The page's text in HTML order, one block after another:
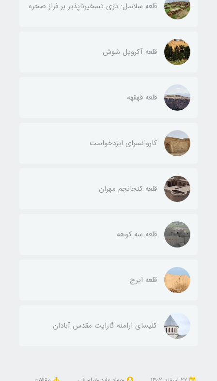
قلعه سلاسل: دژی تسخیرناپذیر بر فراز صخره
قلعه آکروپل شوش
قلعه قهقهه
کاروانسرای ایزدخواست
قلعه کنجانچم مهران
قلعه سه کوهه
قلعه ایرج
کلیسای ارامنه گاراپت مقدس آبادان